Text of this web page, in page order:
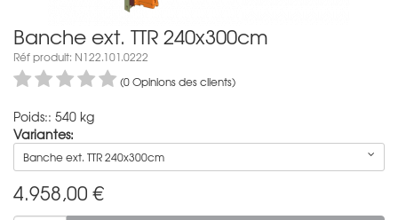
Banche ext. TTR 240x300cm
Réf produit: N122.101.0222
(0 Opinions des clients)
Poids:: 540 kg
Variantes:
Banche ext. TTR 240x300cm
4.958,00 €